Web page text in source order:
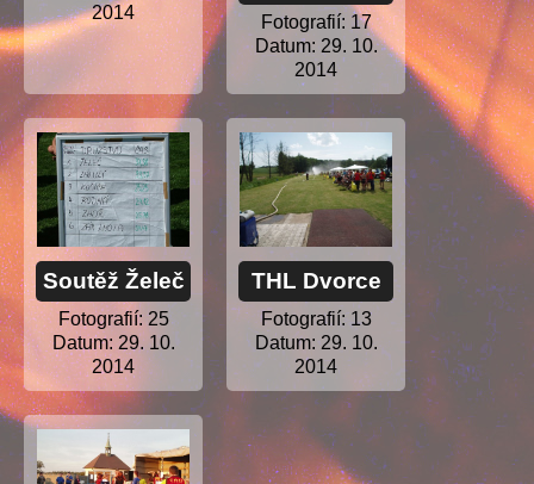
2014
Fotografií: 17
Datum: 29. 10.
2014
Soutěž Želeč
Fotografií: 25
Datum: 29. 10.
2014
THL Dvorce
Fotografií:13
Datum: 29. 10.
2014